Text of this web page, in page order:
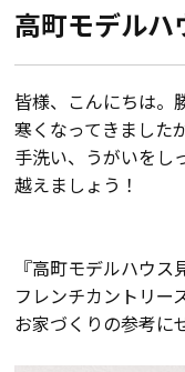
HOME
物件検索
分譲モデルハウス
高町モデルハ
皆様、こんにちは。
寒くなってきました
手洗い、うがいをし
越えましょう！
『高町モデルハウス
フレンチカントリー
お家づくりの参考に